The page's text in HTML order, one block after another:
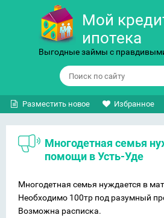
Мой
ипотека
Выгодные займы с
Разместить новое Избранное
Многодетная семья нуждается в
помощи в Усть-Уде
Многодетная семья нуждается в
Необходимо 100тр под разумный
Возможна расписка.